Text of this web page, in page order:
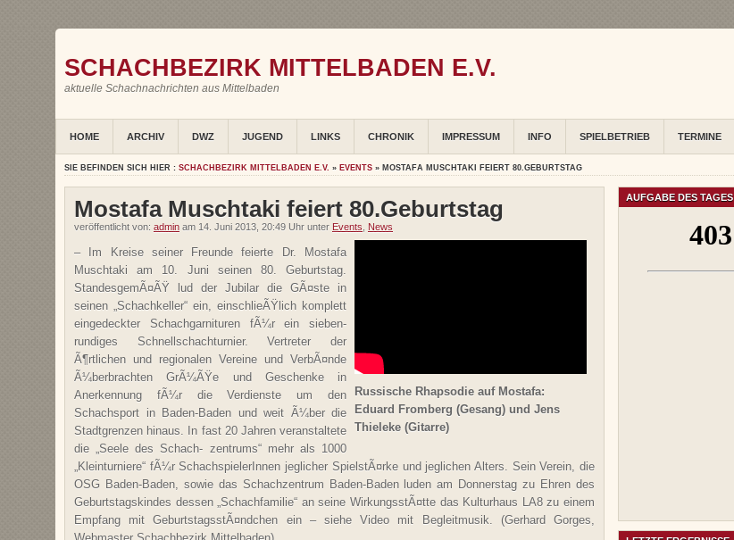
SCHACHBEZIRK MITTELBADEN E.V.
aktuelle Schachnachrichten aus Mittelbaden
HOME ARCHIV DWZ JUGEND LINKS CHRONIK IMPRESSUM INFO SPIELBETRIEB TERMINE
SIE BEFINDEN SICH HIER : SCHACHBEZIRK MITTELBADEN E.V. » EVENTS » MOSTAFA MUSCHTAKI FEIERT 80.GEBURTSTAG
Mostafa Muschtaki feiert 80.Geburtstag
veröffentlicht von: admin am 14. Juni 2013, 20:49 Uhr unter Events, News
Russische Rhapsodie auf Mostafa:
Eduard Fromberg (Gesang) und Jens
Thieleke (Gitarre)
– Im Kreise seiner Freunde feierte Dr. Mostafa
Muschtaki am 10. Juni seinen 80. Geburtstag.
StandesgemÃ¤ÃŸ lud der Jubilar die GÃ¤ste in
seinen „Schachkeller“ ein, einschlieÃŸlich komplett
eingedeckter Schachgarnituren fÃ¼r ein sieben-
rundiges Schnellschachturnier. Vertreter der
Ã¶rtlichen und regionalen Vereine und VerbÃ¤nde
Ã¼berbrachten GrÃ¼ÃŸe und Geschenke in
Anerkennung fÃ¼r die Verdienste um den
Schachsport in Baden-Baden und weit Ã¼ber die
Stadtgrenzen hinaus. In fast 20 Jahren veranstaltete
die „Seele des Schach- zentrums“ mehr als 1000
„Kleinturniere“ fÃ¼r SchachspielerInnen jeglicher SpielstÃ¤rke und jeglichen Alters. Sein Verein, die
OSG Baden-Baden, sowie das Schachzentrum Baden-Baden luden am Donnerstag zu Ehren des
Geburtstagskindes dessen „Schachfamilie“ an seine WirkungsstÃ¤tte das Kulturhaus LA8 zu einem
Empfang mit GeburtstagsstÃ¤ndchen ein – siehe Video mit Begleitmusik. (Gerhard Gorges,
AUFGABE DES TAGES